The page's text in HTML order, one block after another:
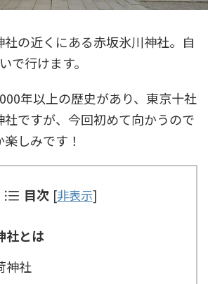
の近くにある赤坂氷川神社。自
で行けます。
年以上の歴史があり、東京十社
ですが、今回初めて向かうので
しみです！
目次 [非表示]
社とは
神社